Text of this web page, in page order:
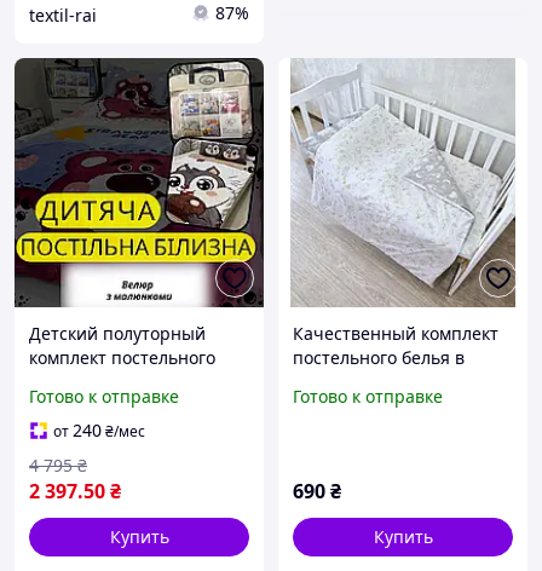
textil-rai 87%
Детский полуторный
комплект постельного
Качественное детское
постельное белье Теплая
постель
Готово к отправке
от240₴/мес
2 397.50₴
4 795 ₴
Купить
Качественный комплект
постельного белья в
феи, цвет белый и серый
Готово к отправке
690₴
Купить